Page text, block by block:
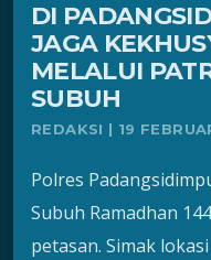
DI
JAGA
MELALUI
SUBUH
REDAKSI | 19
Polres
Subuh Ramadhan
petasan. Simak